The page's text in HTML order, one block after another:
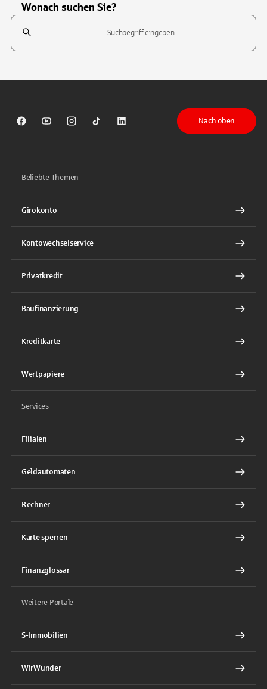
Wonach suchen Sie?
Suchfeld
Sparkasse auf Facebook
Sparkasse auf Youtube
Sparkasse auf Instagram
Sparkasse auf TikTok
Sparkasse auf LinkedIn
Nach oben
Beliebte Themen
Girokonto
Kontowechselservice
Privatkredit
Baufinanzierung
Kreditkarte
Wertpapiere
Services
Filialen
Geldautomaten
Rechner
Karte sperren
Finanzglossar
Weitere Portale
S-Immobilien
WirWunder